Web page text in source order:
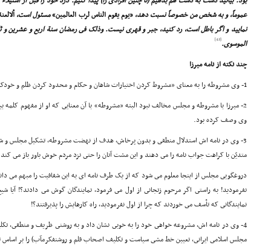
عموماً، و به شخص من خصوصاً نسبت دهد, «یوم یقوم الناس لرب العالمین»مسئول است,
نمایید و اگر باطل است، رد کنید, جبر و قهرى نیست. وذلک فى رمضان سنة اربع و عشرین و
الموسوى.[42]
چند نکته از نامه میرزا
1- وى مشروطه را به معناى «مشروط کردن اختیارات شاهان و حکام و محدود کردن ظلم و خودکامگى» گرفته است.
2- میرزا با مشروطه و مجلس مخالف نبود البته «مشروطه» با آن معنایى که او از مفهوم کلمه
وى وصف کرده بود.
3- وى در نامه اش استدلال منطقى و بدون پرخاش، هدف از نهضت مشروطه، تشکیل مجلس و
متدیّن با کراهت جواب نامه را مى دهند و این مشت آنان را حتى نزد مردم خوش باور باز مى
دروغگویى مجلس از اینجا معلوم مى شود که از یک طرف نامه اى به این شفافیت را مبهم مى
نفرمودید! به راستى اگر مرحوم زنجانى از اول مى فرمود، نمایندگان گوش مى دادند؟! آیا
نمایندگانى که تأسف مى خوردند که چرا از اول نفرمودید، راه کارهایش را پذیرفتند؟!
4- وى در نامه اش، مشروعه خواهى خود را به خوبى نشان داد و به روشنى ظریف و منطقى،
مجلس اسلامى ایرانى، تعیین خط مشى سیاست و تکلیف اصحاب قلم و روشنفکرمآب) را بر اساس